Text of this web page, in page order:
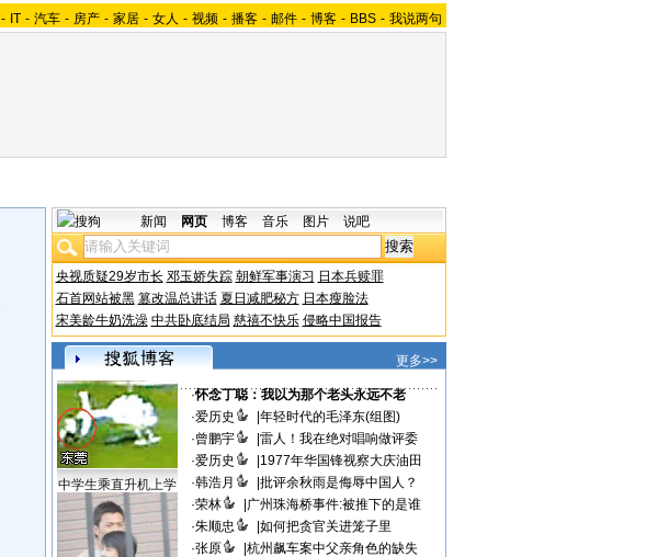
- IT - 汽车 - 房产 - 家居 - 女人 - 视频 - 播客 - 邮件 - 博客 - BBS - 我说两句
新闻 网页 博客 音乐 图片 说吧
央视质疑29岁市长 邓玉娇失踪 朝鲜军事演习 日本兵赎罪
石首网站被黑 篡改温总讲话 夏日减肥秘方 日本瘦脸法
宋美龄牛奶洗澡 中共卧底结局 慈禧不快乐 侵略中国报告
更多>>
中学生乘直升机上学
·怀念丁聪：我以为那个老头永远不老
·爱历史
年轻时代的毛泽东(组图)
·曾鹏宇
雷人！我在绝对唱响做评委
·爱历史
1977年华国锋视察大庆油田
·韩浩月
批评余秋雨是侮辱中国人？
·荣林
广州珠海桥事件:被推下的是谁
·朱顺忠
如何把贪官关进笼子里
·张原
杭州飙车案中父亲角色的缺失